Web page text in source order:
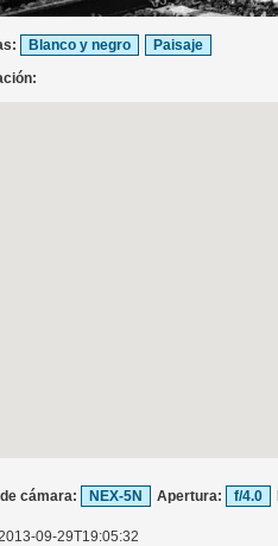
Blanco y negro
Paisaje
cámara: NEX-5N Apertura: f/4.0
09-29T19:05:32